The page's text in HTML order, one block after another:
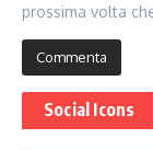
prossima volta
Social Icons